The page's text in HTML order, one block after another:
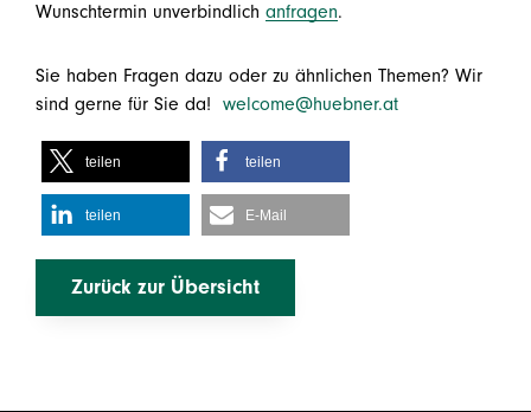
Wunschtermin unverbindlich anfragen.
Sie haben Fragen dazu oder zu ähnlichen Themen? Wir
sind gerne für Sie da! welcome@huebner.at
teilen teilen
teilen E-Mail
Zurück zur Übersicht